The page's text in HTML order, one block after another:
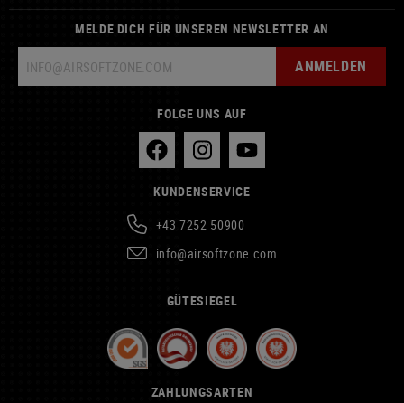
MELDE DICH FÜR UNSEREN NEWSLETTER AN
ANMELDEN
FOLGE UNS AUF
KUNDENSERVICE
+43 7252 50900
info@airsoftzone.com
GÜTESIEGEL
ZAHLUNGSARTEN